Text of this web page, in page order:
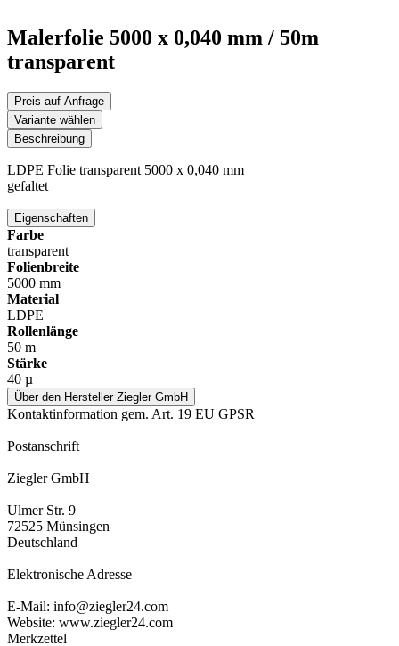
Malerfolie 5000 x 0,040 mm / 50m
transparent
Preis auf Anfrage
Variante wählen
Beschreibung
LDPE Folie transparent 5000 x 0,040 mm
gefaltet
Eigenschaften
Farbe
transparent
Folienbreite
5000 mm
Material
LDPE
Rollenlänge
50 m
Stärke
40 µ
Über den Hersteller Ziegler GmbH
Kontaktinformation gem. Art. 19 EU GPSR
Postanschrift
Ziegler GmbH
Ulmer Str. 9
72525 Münsingen
Deutschland
Elektronische Adresse
E-Mail: info@ziegler24.com
Website: www.ziegler24.com
Merkzettel